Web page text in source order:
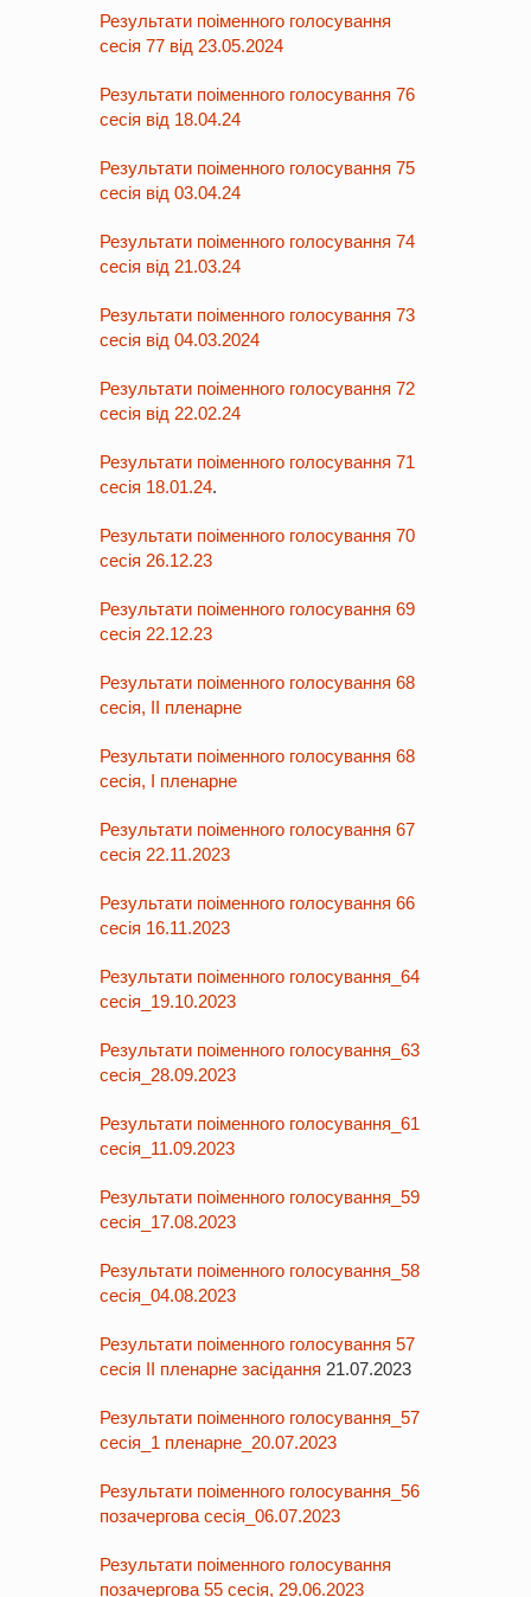
Результати поіменного голосування
сесія 77 від 23.05.2024
Результати поіменного голосування 76
сесія від 18.04.24
Результати поіменного голосування 75
сесія від 03.04.24
Результати поіменного голосування 74
сесія від 21.03.24
Результати поіменного голосування 73
сесія від 04.03.2024
Результати поіменного голосування 72
сесія від 22.02.24
Результати поіменного голосування 71
сесія 18.01.24.
Результати поіменного голосування 70
сесія 26.12.23
Результати поіменного голосування 69
сесія 22.12.23
Результати поіменного голосування 68
сесія, ІІ пленарне
Результати поіменного голосування 68
сесія, І пленарне
Результати поіменного голосування 67
сесія 22.11.2023
Результати поіменного голосування 66
сесія 16.11.2023
Результати поіменного голосування_64
сесія_19.10.2023
Результати поіменного голосування_63
сесія_28.09.2023
Результати поіменного голосування_61
сесія_11.09.2023
Результати поіменного голосування_59
сесія_17.08.2023
Результати поіменного голосування_58
сесія_04.08.2023
Результати поіменного голосування 57
сесія ІІ пленарне засідання 21.07.2023
Результати поіменного голосування_57
сесія_1 пленарне_20.07.2023
Результати поіменного голосування_56
позачергова сесія_06.07.2023
Результати поіменного голосування
позачергова 55 сесія, 29.06.2023